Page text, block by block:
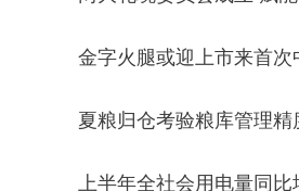
金字火腿或迎上市来首次
夏粮归仓考验粮库管理精
上半年全社会用电量同比